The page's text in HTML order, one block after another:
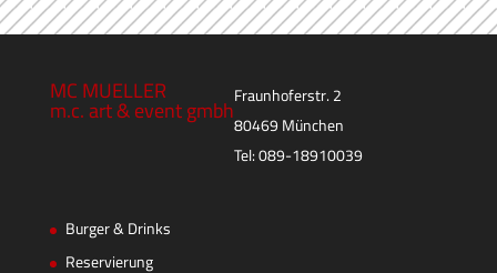
MC MUELLER
m.c. art & event gmbh
Fraunhoferstr. 2
80469 München
Tel: 089-18910039
Burger & Drinks
Reservierung